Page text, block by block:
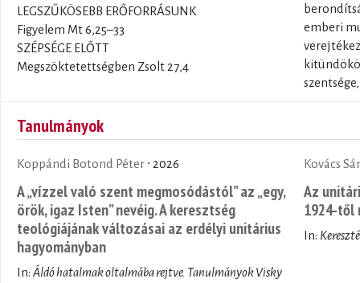
LEGSZŰKÖSEBB ERŐFORRÁSUNK
Figyelem Mt 6,25–33
SZÉPSÉGE ELŐTT
Megszöktetettségben Zsolt 27,4
emberi
Tanulmányok
Koppándi Botond Péter ∙ 2026
A „vízzel való szent megmosódástól” az „egy,
örök, igaz Isten” nevéig. A keresztség
teológiájának változásai az erdélyi unitárius
hagyományban
In: Áldó hatalmak oltalmába rejtve. Tanulmányok Visky
Kovács
Az
1924-től
In: